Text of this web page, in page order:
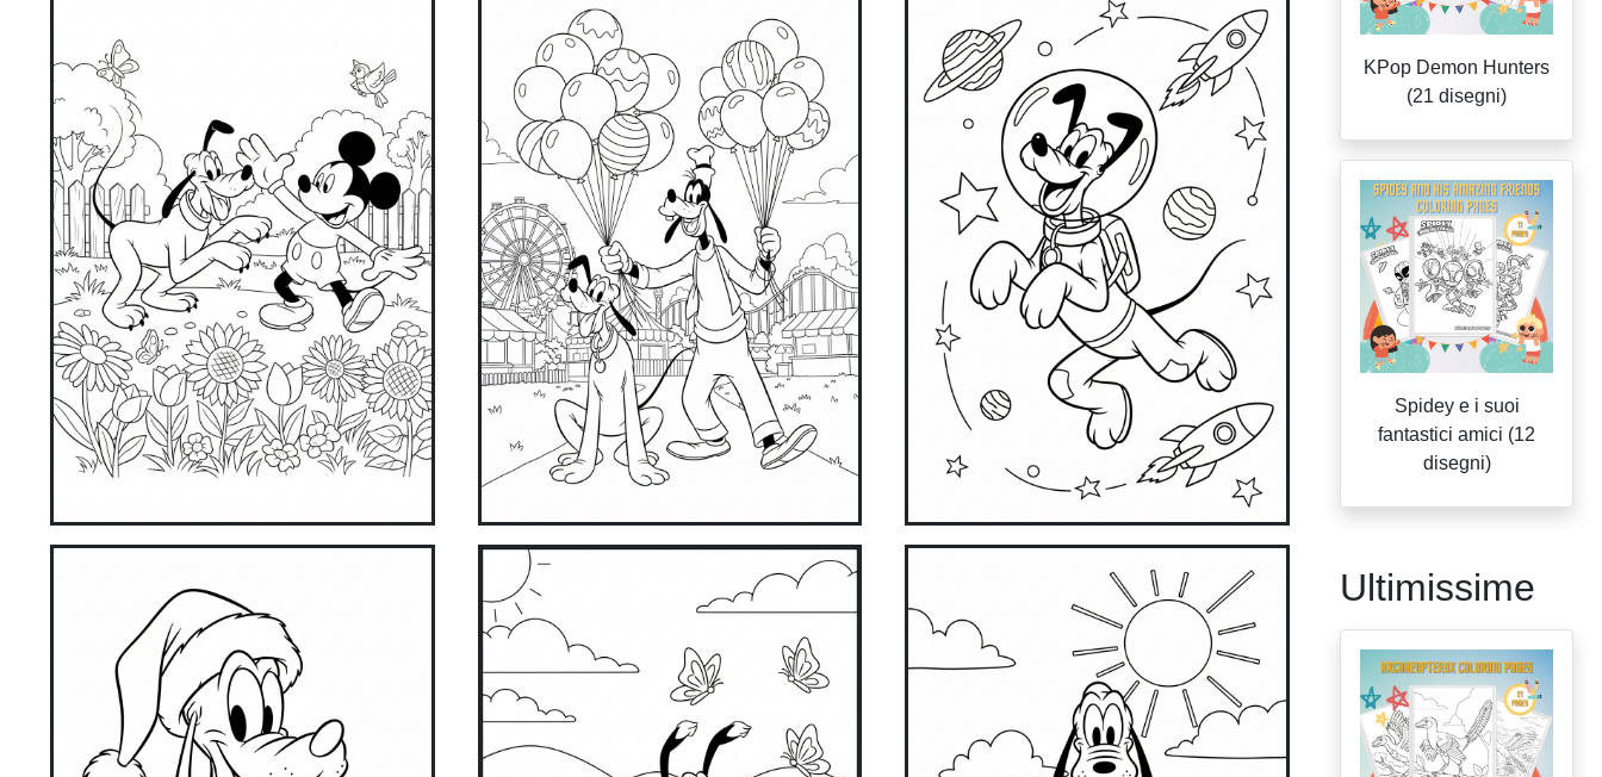
KPop Demon Hunters
(21 disegni)
Spidey e i suoi
fantastici amici (12
disegni)
Ultimissime